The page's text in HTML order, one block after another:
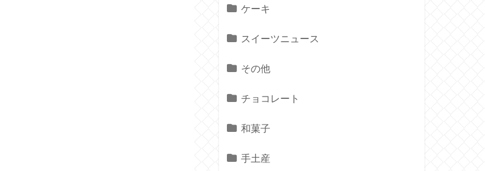
ケーキ
スイーツニュース
その他
チョコレート
和菓子
手土産